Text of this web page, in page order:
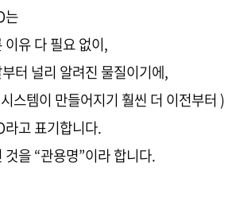
는
이유 다 필요 없이,
터 널리 알려진 물질이기에,
스템이 만들어지기 훨씬 더 이전부터 )
고 표기합니다.
것을 “관용명”이라 합니다.